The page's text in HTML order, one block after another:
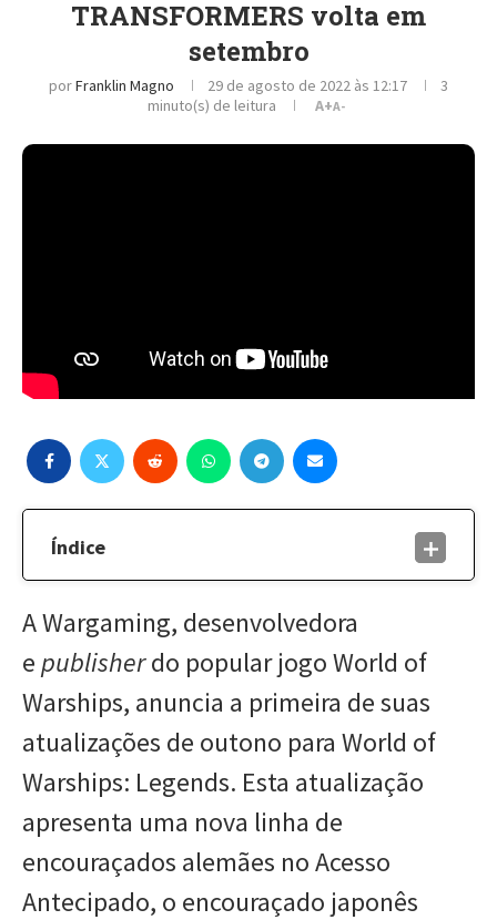
TRANSFORMERS volta em
setembro
porFranklin Magno 29 de agosto de 2022 às 12:17
3
minuto(s) de leitura
A+A-
Índice
A Wargaming, desenvolvedora
epublisherdo popular jogo World of
Warships, anuncia a primeira de suas
atualizações de outono para World of
Warships: Legends. Esta atualização
apresenta uma nova linha de
encouraçados alemães no Acesso
Antecipado, o encouraçado japonês